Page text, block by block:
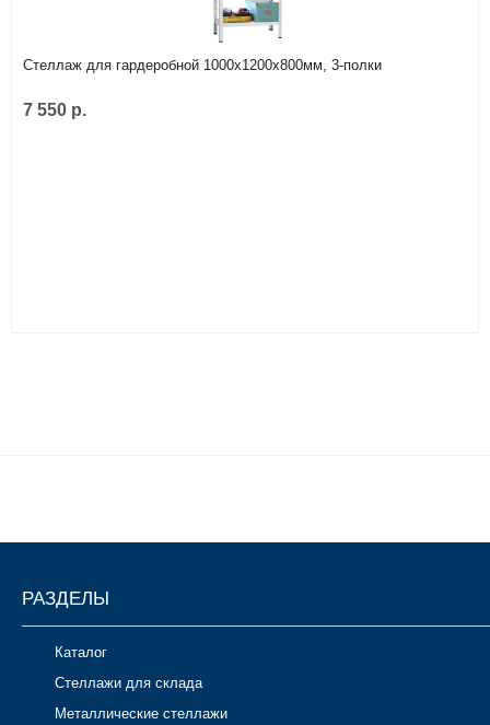
Стеллаж для гардеробной 1000х1200х800мм, 3-полки
7 550 р.
РАЗДЕЛЫ
Каталог
Стеллажи для склада
Металлические стеллажи